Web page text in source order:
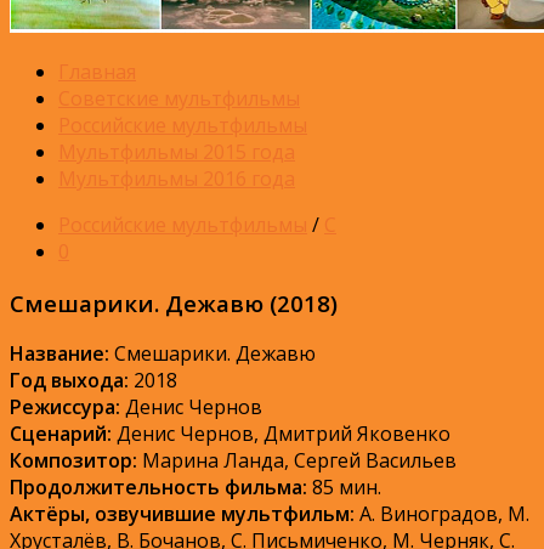
Главная
Советские мультфильмы
Российские мультфильмы
Мультфильмы 2015 года
Мультфильмы 2016 года
Российские мультфильмы / С
0
Смешарики. Дежавю (2018)
Название: Смешарики. Дежавю
Год выхода: 2018
Режиссура: Денис Чернов
Сценарий: Денис Чернов, Дмитрий Яковенко
Композитор: Марина Ланда, Сергей Васильев
Продолжительность фильма: 85 мин.
Актёры, озвучившие мультфильм: А. Виноградов, М.
Хрусталёв, В. Бочанов, С. Письмиченко, М. Черняк, С.